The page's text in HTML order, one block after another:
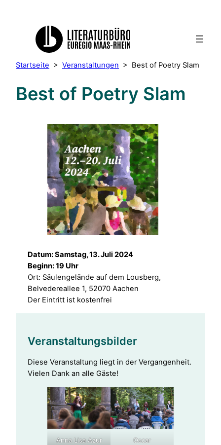
Startseite > Veranstaltungen > Best of Poetry Slam
Best of Poetry Slam
Datum: Samstag, 13. Juli 2024
Beginn: 19 Uhr
Ort: Säulengelände auf dem Lousberg,
Belvedereallee 1, 52070 Aachen
Der Eintritt ist kostenfrei
Veranstaltungsbilder
Diese Veranstaltung liegt in der Vergangenheit.
Vielen Dank an alle Gäste!
Anna Lisa Azur
Oscar